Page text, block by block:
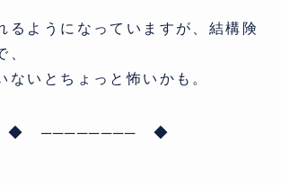
るようになっていますが、結構険
、
ないとちょっと怖いかも。
◆ ──────── ◆